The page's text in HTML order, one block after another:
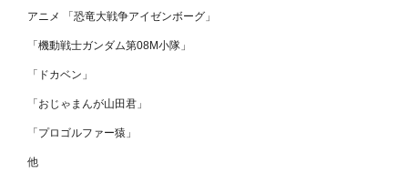
アニメ 「恐竜大戦争アイゼンボーグ」
「機動戦士ガンダム第08M小隊」
「ドカベン」
「おじゃまんが山田君」
「プロゴルファー猿」
他